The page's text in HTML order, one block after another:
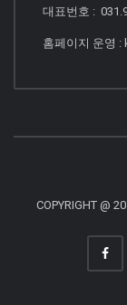
대표번호 :
홈페이지 운영
COPYRIGHT @